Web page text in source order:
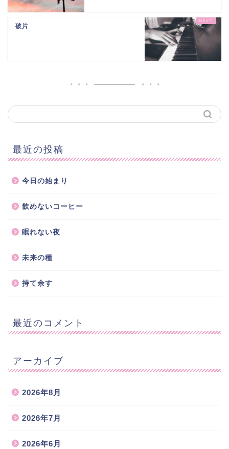
破片
最近の投稿
今日の始まり
飲めないコーヒー
眠れない夜
未来の種
持て余す
最近のコメント
アーカイブ
2026年8月
2026年7月
2026年6月